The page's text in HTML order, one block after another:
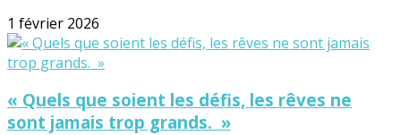
1 février 2026
« Quels que soient les défis, les rêves ne
sont jamais trop grands. »